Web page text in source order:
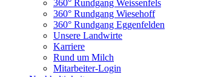
360° Rundgang Weissenfels
360° Rundgang Wiesehoff
360° Rundgang Eggenfelden
Unsere Landwirte
Karriere
Rund um Milch
Mitarbeiter-Login